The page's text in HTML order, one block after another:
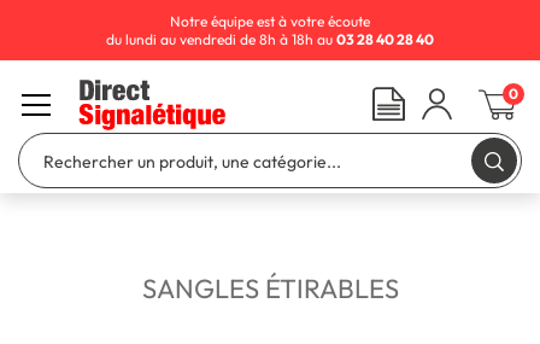
SANGLES ÉTIRABLES
Notre équipe est à votre écoute
du lundi au vendredi de 8h à 18h au 03 28 40 28 40
0